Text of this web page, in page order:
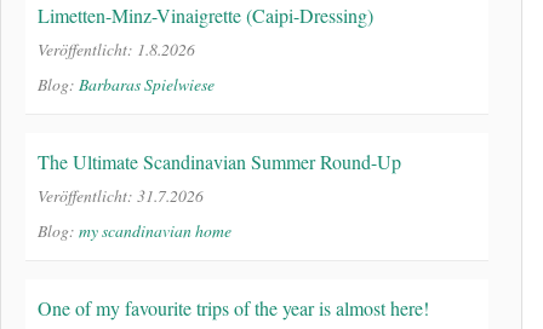
Limetten-Minz-Vinaigrette (Caipi-Dressing)
Veröffentlicht: 1.8.2026
Blog: Barbaras Spielwiese
The Ultimate Scandinavian Summer Round-Up
Veröffentlicht: 31.7.2026
Blog: my scandinavian home
One of my favourite trips of the year is almost here!